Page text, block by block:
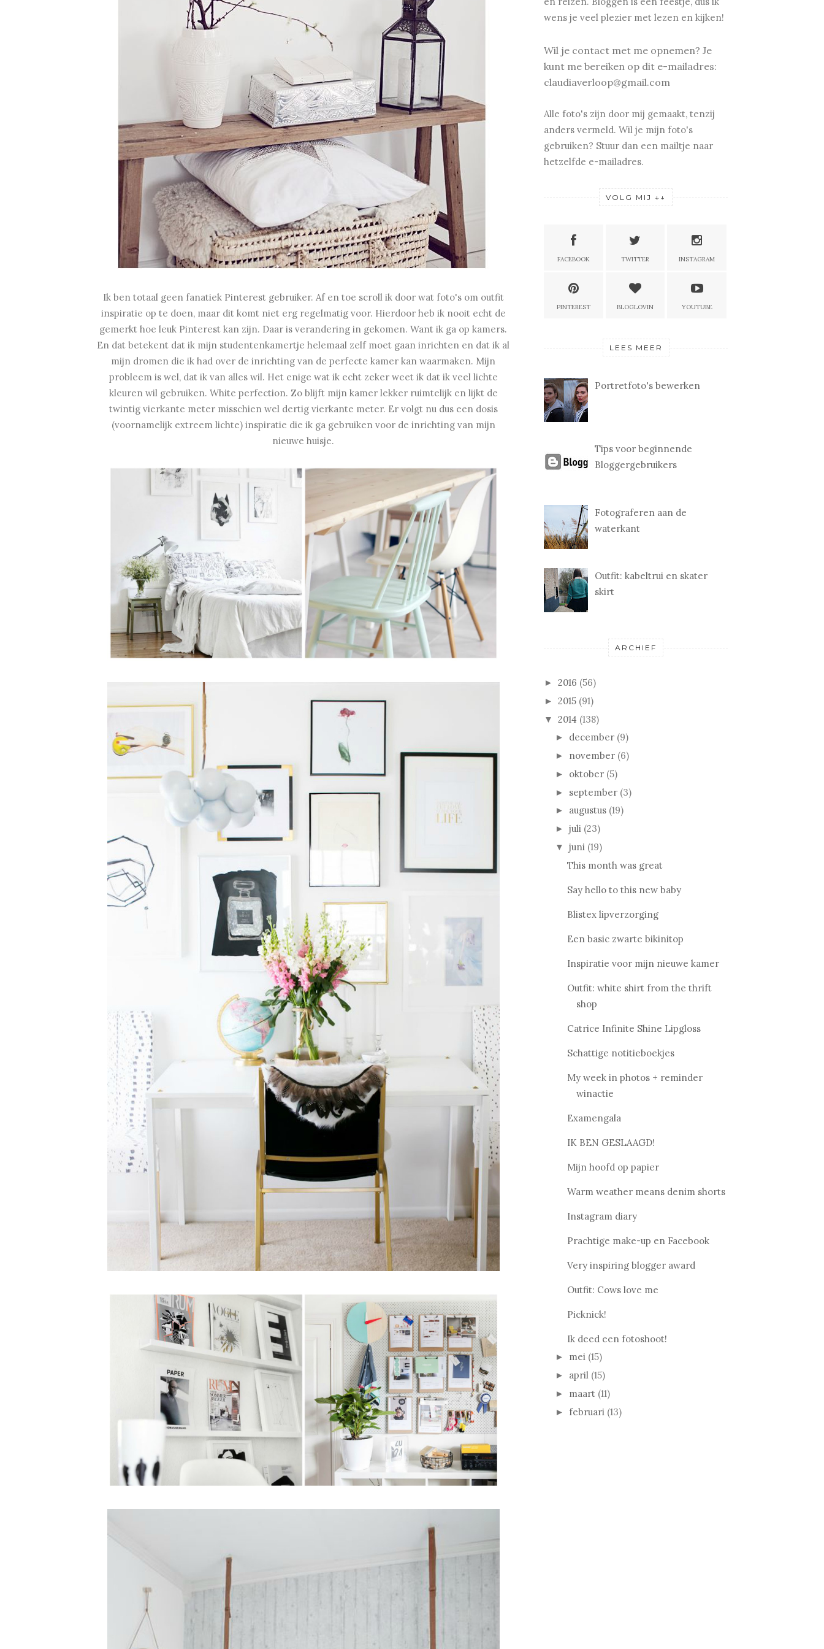
Ik ben totaal geen fanatiek Pinterest gebruiker. Af en toe scroll ik door wat foto's om outfit
inspiratie op te doen, maar dit komt niet erg regelmatig voor. Hierdoor heb ik nooit echt de
gemerkt hoe leuk Pinterest kan zijn. Daar is verandering in gekomen. Want ik ga op kamers.
En dat betekent dat ik mijn studentenkamertje helemaal zelf moet gaan inrichten en dat ik al
mijn dromen die ik had over de inrichting van de perfecte kamer kan waarmaken. Mijn
probleem is wel, dat ik van alles wil. Het enige wat ik echt zeker weet ik dat ik veel lichte
kleuren wil gebruiken. White perfection. Zo blijft mijn kamer lekker ruimtelijk en lijkt de
twintig vierkante meter misschien wel dertig vierkante meter. Er volgt nu dus een dosis
(voornamelijk extreem lichte) inspiratie die ik ga gebruiken voor de inrichting van mijn
nieuwe huisje.
wens je veel plezier met lezen en kijken!
Wil je contact met me opnemen? Je
kunt me bereiken op dit e-mailadres:
claudiaverloop@gmail.com
Alle foto's zijn door mij gemaakt, tenzij
anders vermeld. Wil je mijn foto's
gebruiken? Stuur dan een mailtje naar
hetzelfde e-mailadres.
VOLG MIJ ↓↓
FACEBOOK TWITTER INSTAGRAM
PINTEREST BLOGLOVIN YOUTUBE
LEES MEER
Portretfoto's bewerken
Tips voor beginnende
Bloggergebruikers
Fotograferen aan de
waterkant
Outfit: kabeltrui en skater
skirt
ARCHIEF
► 2016 (56)
► 2015 (91)
▼ 2014 (138)
► december (9)
► november (6)
► oktober (5)
► september (3)
► augustus (19)
► juli (23)
▼ juni (19)
This month was great
Say hello to this new baby
Blistex lipverzorging
Een basic zwarte bikinitop
Inspiratie voor mijn nieuwe kamer
Outfit: white shirt from the thrift
shop
Catrice Infinite Shine Lipgloss
Schattige notitieboekjes
My week in photos + reminder
winactie
Examengala
IK BEN GESLAAGD!
Mijn hoofd op papier
Warm weather means denim shorts
Instagram diary
Prachtige make-up en Facebook
Very inspiring blogger award
Outfit: Cows love me
Picknick!
Ik deed een fotoshoot!
► mei (15)
► april (15)
► maart (11)
► februari (13)